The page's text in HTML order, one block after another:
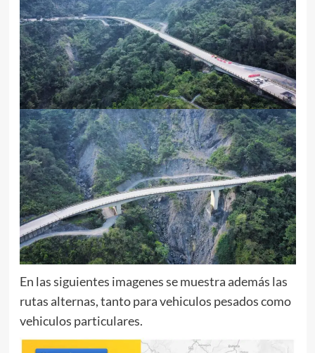
En las siguientes imagenes se muestra además las
rutas alternas, tanto para vehiculos pesados como
vehiculos particulares.